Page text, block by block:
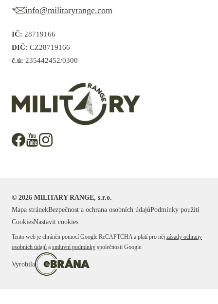
info@militaryrange.com
IČ: 28719166
DIČ: CZ28719166
č.ú: 235442452/0300
© 2026 MILITARY RANGE, s.r.o.
Mapa stránekBezpečnost a ochrana osobních údajůPodmínky použití
CookiesNastavit cookies
Tento web je chráněn pomocí Google ReCAPTCHA a platí pro něj zásady ochrany
osobních údajů a smluvní podmínky společnosti Google.
Vyrobila